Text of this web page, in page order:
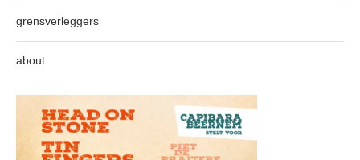
grensverleggers
about